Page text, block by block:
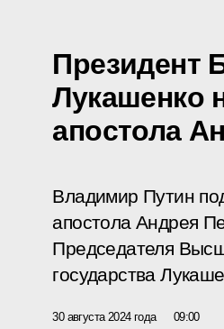
Президент
Лукашенко
апостола
Владимир Путин
апостола Андрея
Председателя
государства
30 августа 2024 года 09:00